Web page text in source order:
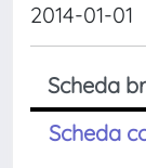
2014-01-01
Scheda
Scheda